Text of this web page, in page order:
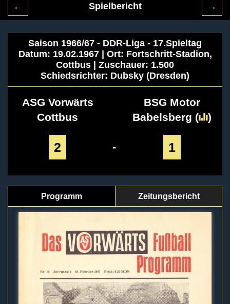
← Spielbericht →
Saison 1966/67 - DDR-Liga - 17.Spieltag
Datum: 19.02.1967 | Ort: Fortschritt-Stadion,
Cottbus | Zuschauer: 1.500
Schiedsrichter: Dubsky (Dresden)
ASG Vorwärts
Cottbus
BSG Motor
Babelsberg ( )
2 - 1
Programm Zeitungsbericht